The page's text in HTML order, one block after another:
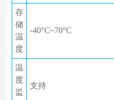
存
储
温
度
-40°C~70°C
温
度
监
支持